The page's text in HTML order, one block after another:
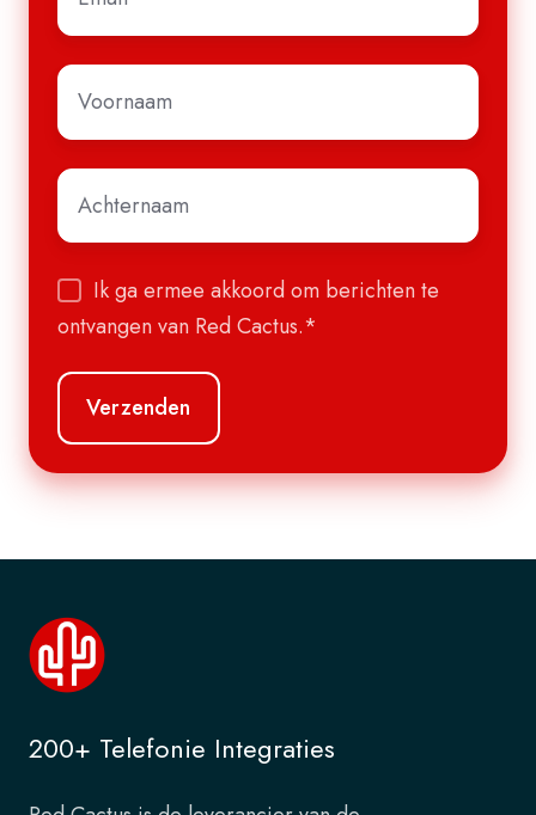
mail*
Voornaam
Achternaam
Ik ga ermee akkoord om berichten te
ontvangen van Red Cactus.*
200+ Telefonie Integraties